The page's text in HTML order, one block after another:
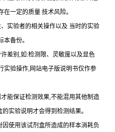
一定的质量 技术风险。
实验者的相关操作以及 当时的实验
备份。
差别,如:检测限、灵敏度以及显色
实验操作,网站电子版说明书仅作参
能保证检测效果,不能混用其他制造
实验说明才会得到 检测结果。
使用该试剂盒所造成的样本消耗负